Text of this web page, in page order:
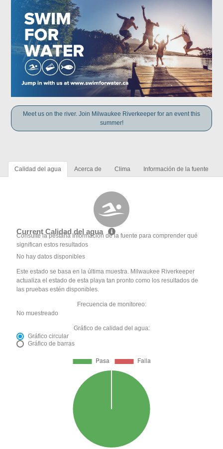
Meet us on the river. Join Milwaukee Riverkeeper for an event this
summer!
Calidad del agua Acerca de Clima Información de la fuente
Current Calidad del agua
Consulte la pestaña Información de la fuente para comprender qué
significan estos resultados
No hay datos disponibles
Este estado se basa en la última muestra. Milwaukee Riverkeeper
actualiza el estado de esta playa tan pronto como los resultados de
las pruebas estén disponibles.
Frecuencia de monitoreo:
No muestreado
Gráfico de calidad del agua:
Gráfico circular
Gráfico de barras